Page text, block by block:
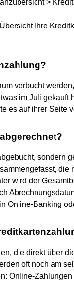
>
Ihre
verbucht
im Juli gekauft
es auf ihrer Seite
sondern
die
wird der
Online-Banking
die direkt über
oft noch am
Online-